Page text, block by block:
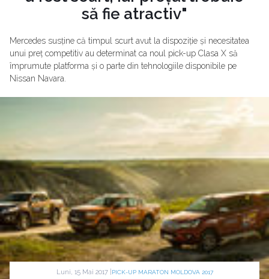
să fie atractiv"
Mercedes susține că timpul scurt avut la dispoziție și necesitatea
unui preț competitiv au determinat ca noul pick-up Clasa X să
împrumute platforma și o parte din tehnologiile disponibile pe
Nissan Navara.
Luni, 15 Mai 2017 | PICK-UP MARATON MOLDOVA 2017